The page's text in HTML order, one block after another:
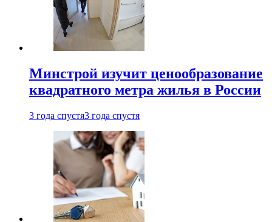
Минстрой изучит ценообразование
квадратного метра жилья в России
3 года спустя3 года спустя